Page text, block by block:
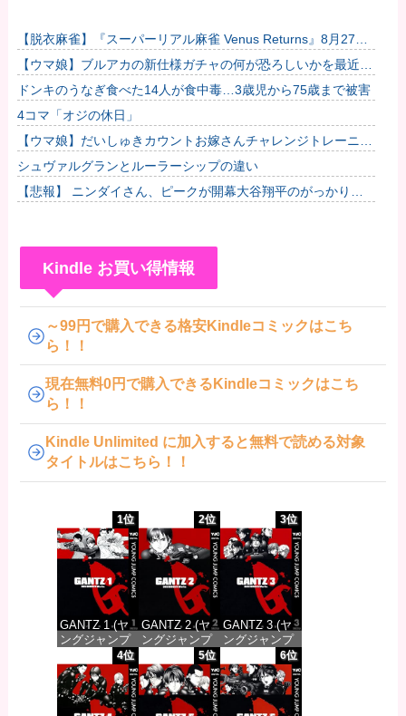
【脱衣麻雀】『スーパーリアル麻雀 Venus Returns』8月27日
に発売決定！他
【ウマ娘】ブルアカの新仕様ガチャの何が恐ろしいかを最近の
ウマ娘ガチャに例えると…地獄だな？他
ドンキのうなぎ食べた14人が食中毒…3歳児から75歳まで被害
4コマ「オジの休日」
【ウマ娘】だいしゅきカウントお嫁さんチャレンジトレーニン
グを自分も取り入れてみるのはどうかと厳格な自分に提案して
みたら無...
シュヴァルグランとルーラーシップの違い
【悲報】 ニンダイさん、ピークが開幕大谷翔平のがっかりダ
Kindle お買い得情報
～99円で購入できる格安Kindleコミックはこち
ら！！
現在無料0円で購入できるKindleコミックはこち
ら！！
Kindle Unlimited に加入すると無料で読める対象
タイトルはこちら！！
1位
GANTZ 1 (ヤ
ングジャンプ
コミックス
DIGITAL)
価格：¥100
2位
GANTZ 2 (ヤ
ングジャンプ
コミックス
DIGITAL)
価格：¥100
3位
GANTZ 3 (ヤ
ングジャンプ
コミックス
DIGITAL)
価格：¥100
4位 5位 6位